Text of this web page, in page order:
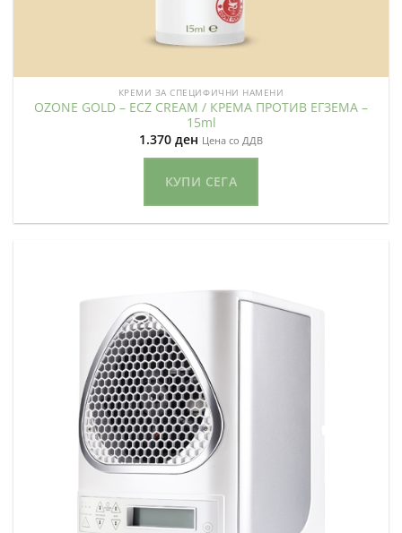
КРЕМИ ЗА СПЕЦИФИЧНИ НАМЕНИ
OZONE GOLD – ECZ CREAM / КРЕМА ПРОТИВ ЕГЗЕМА –
15ml
1.370 ден Цена со ДДВ
КУПИ СЕГА